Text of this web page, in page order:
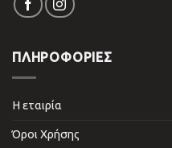
ΠΛΗΡΟΦΟΡΙΕΣ
Η εταιρία
Όροι Χρήσης